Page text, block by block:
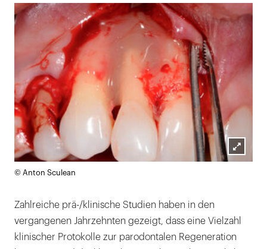
© Anton Sculean
Zahlreiche prä-/klinische Studien haben in den
vergangenen Jahrzehnten gezeigt, dass eine Vielzahl
klinischer Protokolle zur parodontalen Regeneration